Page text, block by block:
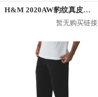
H&M 2020AW豹纹真皮五指手套 0785505
暂无购买链接